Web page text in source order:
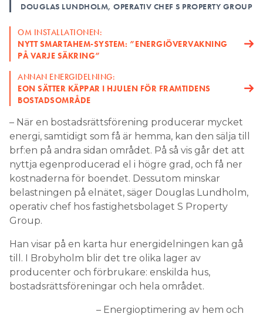
DOUGLAS LUNDHOLM, OPERATIV CHEF S PROPERTY GROUP
OM INSTALLATIONEN:
NYTT SMARTAHEM-SYSTEM: ”ENERGIÖVERVAKNING
PÅ VARJE SÄKRING”
ANNAN ENERGIDELNING:
EON SÄTTER KÄPPAR I HJULEN FÖR FRAMTIDENS
BOSTADSOMRÅDE
– När en bostadsrättsförening producerar mycket
energi, samtidigt som få är hemma, kan den sälja till
brf:en på andra sidan området. På så vis går det att
nyttja egenproducerad el i högre grad, och få ner
kostnaderna för boendet. Dessutom minskar
belastningen på elnätet, säger Douglas Lundholm,
operativ chef hos fastighetsbolaget S Property
Group.
Han visar på en karta hur energidelningen kan gå
till. I Brobyholm blir det tre olika lager av
producenter och förbrukare: enskilda hus,
bostadsrättsföreningar och hela området.
– Energioptimering av hem och